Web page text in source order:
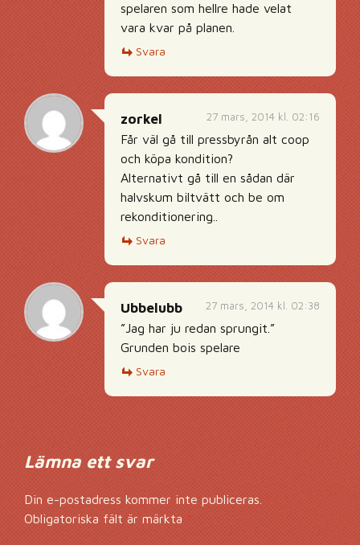
spelaren som hellre hade velat
vara kvar på planen.
Svara
27 mars, 2014 kl. 02:16
zorkel
Får väl gå till pressbyrån alt coop
och köpa kondition?
Alternativt gå till en sådan där
halvskum biltvätt och be om
rekonditionering..
Svara
27 mars, 2014 kl. 02:38
Ubbelubb
”Jag har ju redan sprungit.”
Grunden bois spelare
Svara
Lämna ett svar
Din e-postadress kommer inte publiceras.
Obligatoriska fält är märkta*